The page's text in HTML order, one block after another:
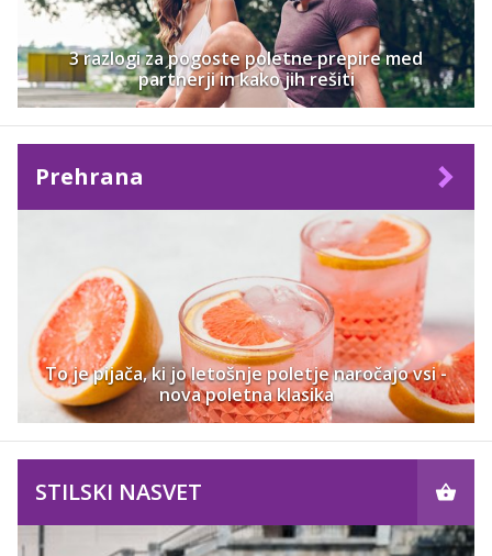
3 razlogi za pogoste poletne prepire med
partnerji in kako jih rešiti
Prehrana
To je pijača, ki jo letošnje poletje naročajo vsi -
nova poletna klasika
STILSKI NASVET